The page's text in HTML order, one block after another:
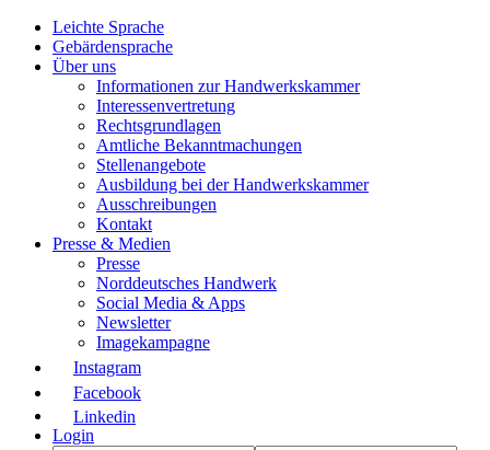
Leichte Sprache
Gebärdensprache
Über uns
Informationen zur Handwerkskammer
Interessenvertretung
Rechtsgrundlagen
Amtliche Bekanntmachungen
Stellenangebote
Ausbildung bei der Handwerkskammer
Ausschreibungen
Kontakt
Presse & Medien
Presse
Norddeutsches Handwerk
Social Media & Apps
Newsletter
Imagekampagne
Instagram
Facebook
Linkedin
Login